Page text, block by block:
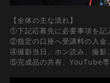
【全体の主な流れ】
①下記応募先に必要事項を記
②指定の口座へ受講料の入金
④撮影当日、ホン読み、撮影
⑤完成品の共有、YouTube専